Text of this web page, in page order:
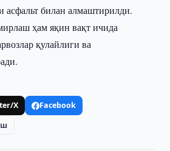
асфальт билан алмаштирилди.
ҳам яқин вақт ичида
қулайлиги ва
X
Facebook